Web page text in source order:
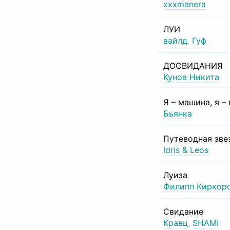
xxxmanera
ЛУИ
вайлд, Гуф
ДОСВИДАНИЯ
Кунов Никита
Я – машина, я –
Бьянка
Путеводная
Idris & Leos
Луиза
Филипп
Свидание
Кравц, SHAMI